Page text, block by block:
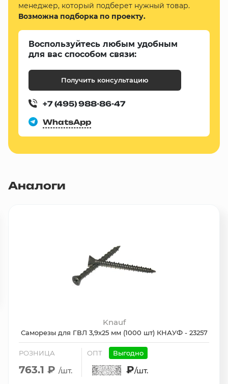
менеджер, который подберет нужный товар.
Возможна подборка по проекту.
Воспользуйтесь любым удобным
для вас способом связи:
Получить консультацию
+7 (495) 988-86-47
WhatsApp
Аналоги
Knauf
Саморезы для ГВЛ 3,9х25 мм (1000 шт) КНАУФ - 23257
РОЗНИЦА
763.1 ₽ /шт.
ОПТ Выгодно
₽/шт.